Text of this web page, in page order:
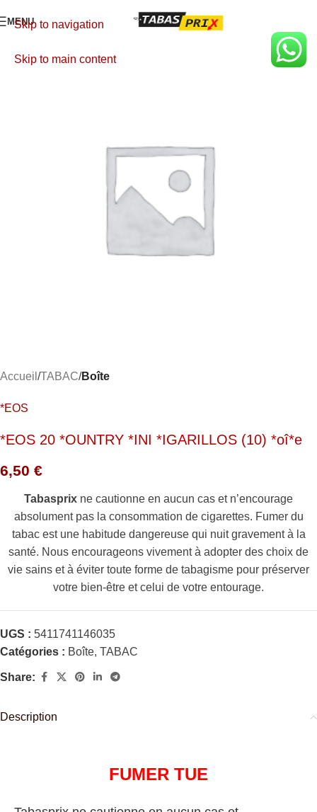
Skip to navigation
Skip to main content
MENU
Accueil TABAC Boîte
*EOS
*EOS 20 *OUNTRY *INI *IGARILLOS (10) *oî*e
6,50 €
Tabasprix ne cautionne en aucun cas et n’encourage
absolument pas la consommation de cigarettes. Fumer du
tabac est une habitude dangereuse qui nuit gravement à la
santé. Nous encourageons vivement à adopter des choix de
vie sains et à éviter toute forme de tabagisme pour préserver
votre bien-être et celui de votre entourage.
UGS : 5411741146035
Catégories : Boîte, TABAC
Share:
Description
FUMER TUE